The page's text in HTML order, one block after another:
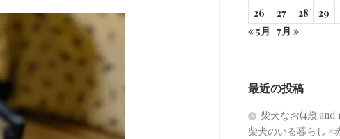
26
27 28 29
« 5月 7月 »
最近の投稿
柴犬なお(4歳 and
柴犬のいる暮らし #